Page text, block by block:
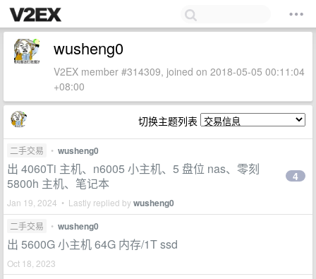
wusheng0
V2EX member #314309, joined on 2018-05-05 00:11:04
+08:00
切换主题列表
二手交易 • wusheng0
出 4060Ti 主机、n6005 小主机、5 盘位 nas、零刻
5800h 主机、笔记本
Jan 19, 2024 • Lastly replied bywusheng0
4
二手交易 • wusheng0
出 5600G 小主机 64G 内存/1T ssd
Oct 18, 2023